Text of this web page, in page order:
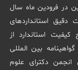
در فرودین ماه سال
دقیق استانداردهای
استاندارد از
بین المللی
اعتباربخشی انجمن دکترای علوم